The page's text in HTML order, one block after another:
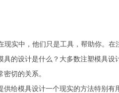
实中，他们只是工具，帮助你。
的设计是什么？大多数注塑模具
切的关系。
给模具设计一个现实的方法特别有